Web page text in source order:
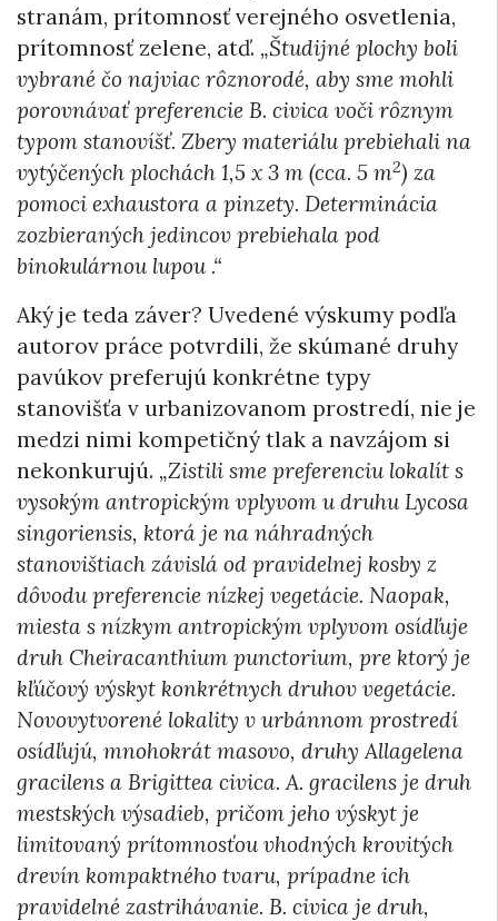
stranám, prítomnosť verejného osvetlenia,
prítomnosť zelene, atď. „Študijné plochy boli
vybrané čo najviac rôznorodé, aby sme mohli
porovnávať preferencie B. civica voči rôznym
typom stanovíšť. Zbery materiálu prebiehali na
vytýčených plochách 1,5 x 3 m (cca. 5 m2) za
pomoci exhaustora a pinzety. Determinácia
zozbieraných jedincov prebiehala pod
binokulárnou lupou .“
Aký je teda záver? Uvedené výskumy podľa
autorov práce potvrdili, že skúmané druhy
pavúkov preferujú konkrétne typy
stanovišťa v urbanizovanom prostredí, nie je
medzi nimi kompetičný tlak a navzájom si
nekonkurujú. „Zistili sme preferenciu lokalít s
vysokým antropickým vplyvom u druhu Lycosa
singoriensis, ktorá je na náhradných
stanovištiach závislá od pravidelnej kosby z
dôvodu preferencie nízkej vegetácie. Naopak,
miesta s nízkym antropickým vplyvom osídľuje
druh Cheiracanthium punctorium, pre ktorý je
kľúčový výskyt konkrétnych druhov vegetácie.
Novovytvorené lokality v urbánnom prostredí
osídľujú, mnohokrát masovo, druhy Allagelena
gracilens a Brigittea civica. A. gracilens je druh
mestských výsadieb, pričom jeho výskyt je
limitovaný prítomnosťou vhodných krovitých
drevín kompaktného tvaru, prípadne ich
pravidelné zastrihávanie. B. civica je druh,